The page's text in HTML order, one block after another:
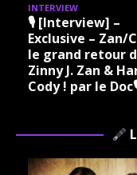
INTERVIEW
🎙 [Interview] –
Exclusive – Zan/
le grand retour
Zinny J. Zan &
Cody ! par le